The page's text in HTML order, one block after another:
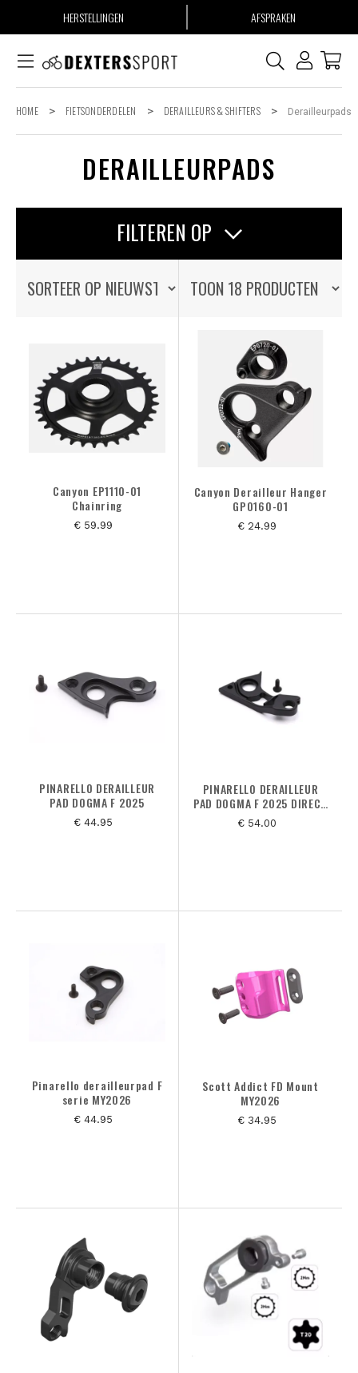
HERSTELLINGEN AFSPRAKEN
HOME > FIETSONDERDELEN > DERAILLEURS & SHIFTERS > Derailleurpads
DERAILLEURPADS
FILTEREN OP
OP VOORRAAD
MERK
MAAT
Canyon EP1110-01
Chainring
€ 59.99
Canyon Derailleur Hanger
GP0160-01
€ 24.99
PINARELLO DERAILLEUR
PAD DOGMA F 2025
€ 44.95
PINARELLO DERAILLEUR
PAD DOGMA F 2025 DIRECT
MOUNT
€ 54.00
Pinarello derailleurpad F
serie MY2026
€ 44.95
Scott Addict FD Mount
MY2026
€ 34.95